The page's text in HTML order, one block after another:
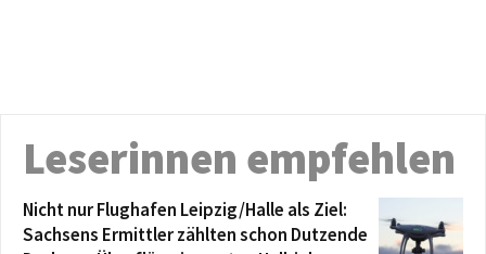
Leserinnen empfehlen
Nicht nur Flughafen Leipzig/Halle als Ziel:
Sachsens Ermittler zählten schon Dutzende